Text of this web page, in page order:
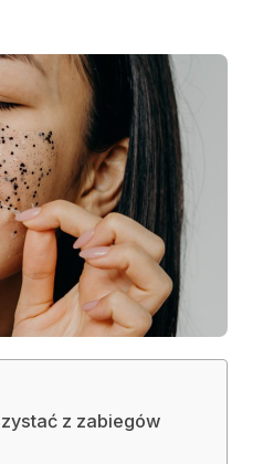
z zabiegów